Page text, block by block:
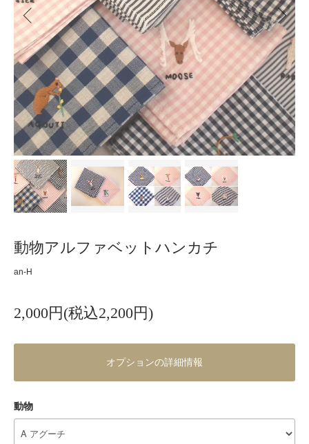
動物アルファベットハンカチ
an-H
2,000円(税込2,200円)
オプションの詳細情報
動物